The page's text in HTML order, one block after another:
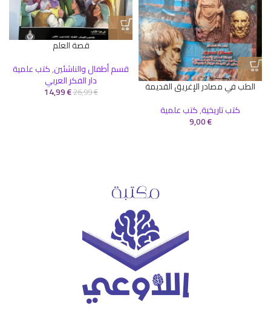
الطب في مصادر الإغريق القديمة
كتب تاريخية,كتب علمية
9,00€
قصة العلم
قسم أطفال والناشئين,كتب علمية
دار الفكر العربي
26,99€
14,99€